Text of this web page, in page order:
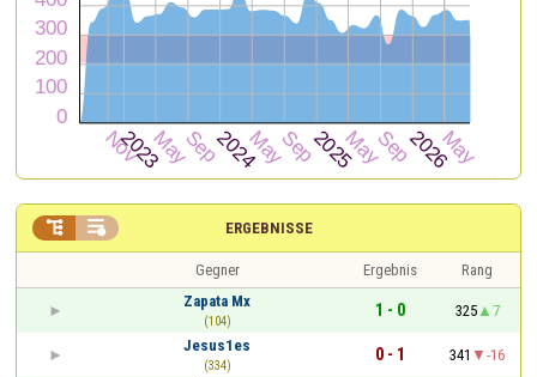
ERGEBNISSE
 
Gegner Ergebnis
Rang
Zapata Mx
(104)
1 - 0 325
7
Jesus1es
(334)
0 - 1 341
-16